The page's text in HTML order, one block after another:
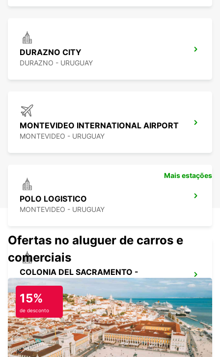
DURAZNO CITY
DURAZNO - URUGUAY
MONTEVIDEO INTERNATIONAL AIRPORT
MONTEVIDEO - URUGUAY
POLO LOGISTICO
MONTEVIDEO - URUGUAY
COLONIA DEL SACRAMENTO -
URUGUAY
COLONIA - URUGUAY
Mais estações
Ofertas no aluguer de carros e
comerciais
15%
de desconto